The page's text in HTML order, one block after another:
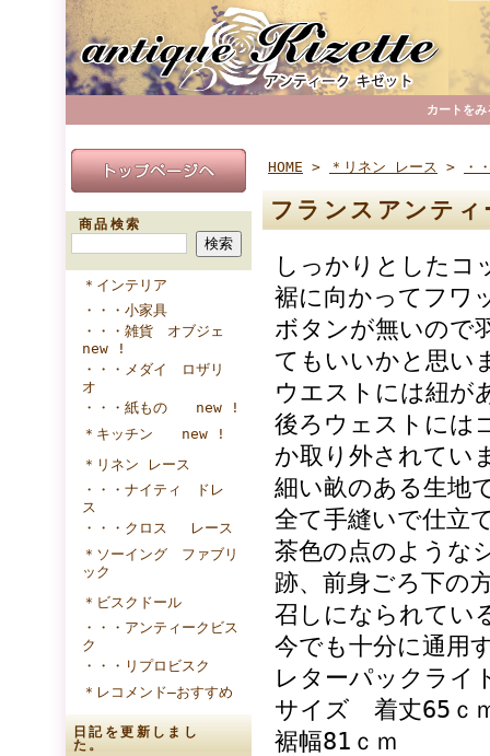
カートをみ
商品検索
＊インテリア
・・・小家具
・・・雑貨 オブジェ
new !
・・・メダイ ロザリ
オ
・・・紙もの new !
＊キッチン new !
＊リネン レース
・・・ナイティ ドレ
ス
・・・クロス レース
＊ソーイング ファブリ
ック
＊ビスクドール
・・・アンティークビス
ク
・・・リプロビスク
＊レコメンド―おすすめ
日記を更新しまし
た。
HOME > ＊リネン レース > ・
フランスアンテ
しっかりとしたコ
裾に向かってフワ
ボタンが無いので
てもいいかと思い
ウエストには紐が
後ろウェストには
か取り外されてい
細い畝のある生地
全て手縫いで仕立
茶色の点のような
跡、前身ごろ下の
召しになられてい
今でも十分に通用
レターパックライ
サイズ 着丈65
裾幅81ｃｍ